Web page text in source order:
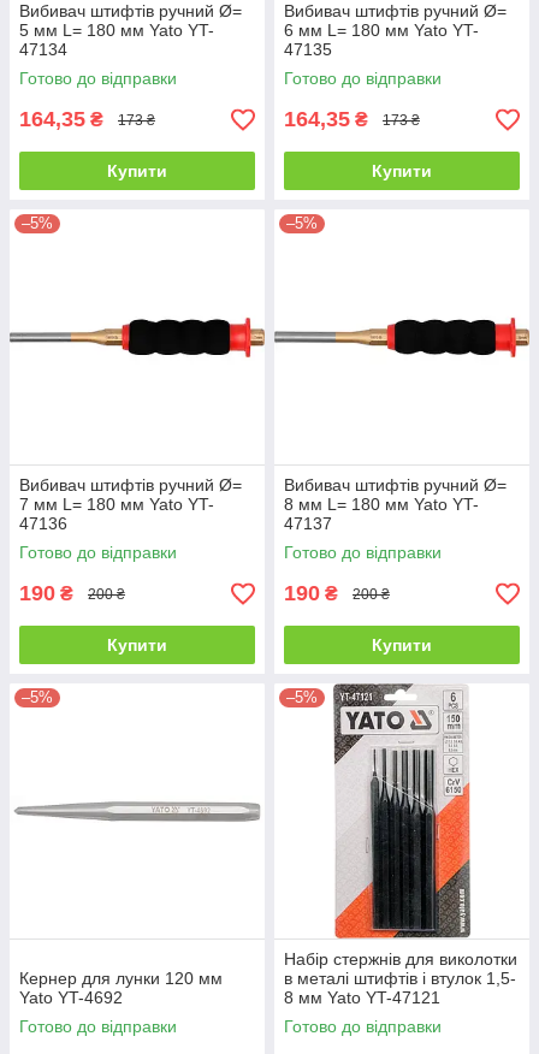
Вибивач штифтів ручний Ø=
5 мм L= 180 мм Yato YT-
47134
Готово до відправки
164,35 ₴ 173 ₴
Купити
Вибивач штифтів ручний Ø=
6 мм L= 180 мм Yato YT-
47135
Готово до відправки
164,35 ₴ 173 ₴
Купити
–5%
Вибивач штифтів ручний Ø=
7 мм L= 180 мм Yato YT-
47136
Готово до відправки
190 ₴ 200 ₴
Купити
–5%
Вибивач штифтів ручний Ø=
8 мм L= 180 мм Yato YT-
47137
Готово до відправки
190 ₴ 200 ₴
Купити
–5%
Кернер для лунки 120 мм
Yato YT-4692
Готово до відправки
–5%
Набір стержнів для виколотки
в металі штифтів і втулок 1,5-
8 мм Yato YT-47121
Готово до відправки